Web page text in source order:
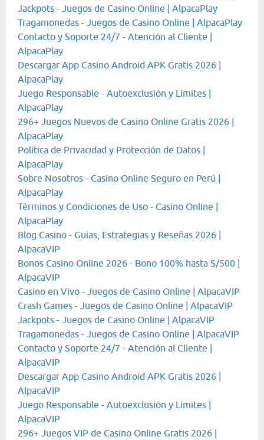
Jackpots - Juegos de Casino Online | AlpacaPlay
Tragamonedas - Juegos de Casino Online | AlpacaPlay
Contacto y Soporte 24/7 - Atención al Cliente |
AlpacaPlay
Descargar App Casino Android APK Gratis 2026 |
AlpacaPlay
Juego Responsable - Autoexclusión y Límites |
AlpacaPlay
296+ Juegos Nuevos de Casino Online Gratis 2026 |
AlpacaPlay
Política de Privacidad y Protección de Datos |
AlpacaPlay
Sobre Nosotros - Casino Online Seguro en Perú |
AlpacaPlay
Términos y Condiciones de Uso - Casino Online |
AlpacaPlay
Blog Casino - Guías, Estrategias y Reseñas 2026 |
AlpacaVIP
Bonos Casino Online 2026 - Bono 100% hasta S/500 |
AlpacaVIP
Casino en Vivo - Juegos de Casino Online | AlpacaVIP
Crash Games - Juegos de Casino Online | AlpacaVIP
Jackpots - Juegos de Casino Online | AlpacaVIP
Tragamonedas - Juegos de Casino Online | AlpacaVIP
Contacto y Soporte 24/7 - Atención al Cliente |
AlpacaVIP
Descargar App Casino Android APK Gratis 2026 |
AlpacaVIP
Juego Responsable - Autoexclusión y Límites |
AlpacaVIP
296+ Juegos VIP de Casino Online Gratis 2026 |